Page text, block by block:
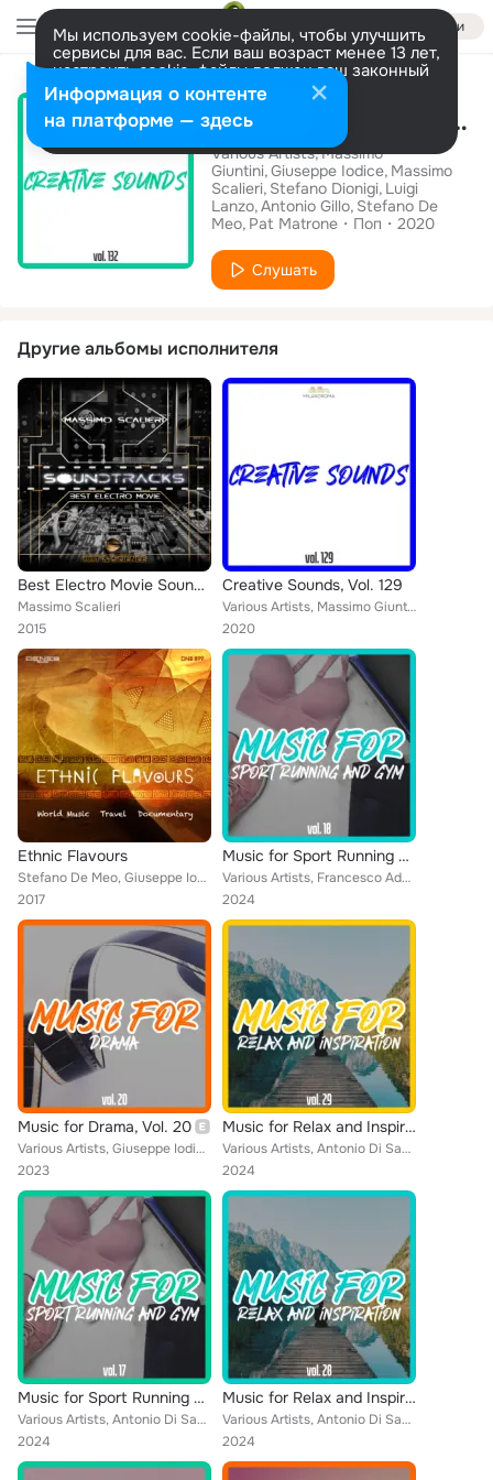
Войти
Мы используем cookie-файлы, чтобы улучшить
сервисы для вас. Если ваш возраст менее 13 лет,
настроить cookie-файлы должен ваш законный
представитель. Больше информации
Разрешить все Настроить Creative Sounds, Vol. 132
Various Artists Massimo
Giuntini Giuseppe Iodice Massimo
Scalieri Stefano Dionigi Luigi
Lanzo Antonio Gillo Stefano De
Meo Pat Matrone Поп 2020
Слушать
Другие альбомы исполнителя
Best Electro Movie Soundtracks
Massimo Scalieri
2015
Creative Sounds, Vol. 129
Various Artists, Massimo Giuntini, Marco Bigi, Edoardo Benevides Costa, Giuseppe Iodice, Patrizio Rametti, Phil Castronovo, Stef...
2020
Ethnic Flavours
Stefano De Meo, Giuseppe Iodice
2017
Music for Sport Running and Gym, Vol. 18
Various Artists, Francesco Adessi, Stefano De Meo, Marco Grasso, Pasquale Canzi, Antonio Di Santo, Maurizio Bassi, Simone Cutrì,...
2024
Music for Drama, Vol. 20
Various Artists, Giuseppe Iodice, Fabrizio Leo, Patrizio Rametti, Marco Grasso, Mauro Tondini, Luca Verde, Antonio Di Santo, Sim...
2023
Music for Relax and Inspiration, Vol. 29
Various Artists, Antonio Di Santo, Francesco Adessi, Stefano De Meo, Marco Bigi, Danilo Carnevale, Pasquale Canzi, Alessandro Fa...
2024
Music for Sport Running and Gym, Vol. 17
Various Artists, Antonio Di Santo, Carlo Marchino, Stefano De Meo, Dario Scotto D'Antuono, Mauro Tondini, Luca Verde, Alessandro...
2024
Music for Relax and Inspiration, Vol. 28
Various Artists, Antonio Di Santo, Stefano De Meo, Marco Grasso, Dario Scotto D'Antuono, Filadelfo Castro, Mauro Tondini, Luca V...
2024
Информация о контенте
на платформе — здесь